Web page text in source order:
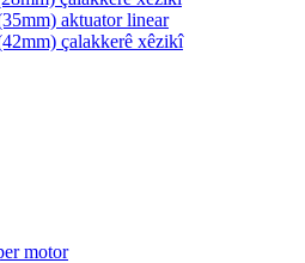
aktuator linear
çalakkerê xêzikî
motor